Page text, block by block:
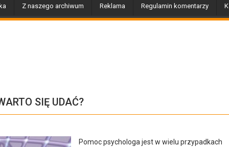
Z naszego archiwum Reklama Regulamin komentarzy
SIĘ UDAĆ?
Pomoc psychologa jest w wielu przypadkach